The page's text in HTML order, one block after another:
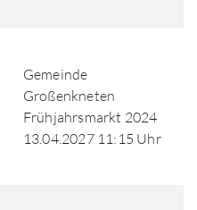
Gemeinde
Großenkneten
Frühjahrsmarkt 2024
13.04.2027 11:15 Uhr